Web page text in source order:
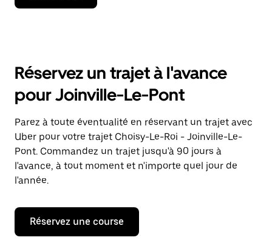
la
ouvrir
calendrier
et
sélectionner
une
date.
Appuyez
sur
la
touche
pour
fermer
calendrier.
Réservez un trajet à l'avance
pour Joinville-Le-Pont
Parez à toute éventualité en réservant un trajet avec
Uber pour votre trajet Choisy-Le-Roi - Joinville-Le-
Pont. Commandez un trajet jusqu'à 90 jours à
l'avance, à tout moment et n'importe quel jour de
l'année.
Réservez une course